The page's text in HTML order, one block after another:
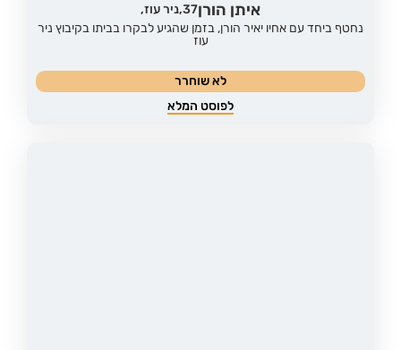
איתן הורן37, ניר עוז,
נחטף ביחד עם אחיו יאיר הורן, בזמן שהגיע לבקרו בביתו בקיבוץ ניר
עוז
לא שוחרר
לפוסט המלא